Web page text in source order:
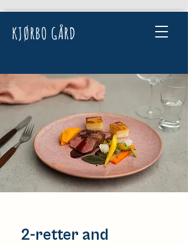
KJØRBO GÅRD
2-retter and